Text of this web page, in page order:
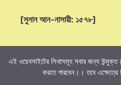
[সুনান আন-নাসায়ী: ১৫৭৮]
এই ওয়েবসাইটের লিখাসমূহ সবার জন্য
করতে পারবেন।। তবে এক্ষেত্রে